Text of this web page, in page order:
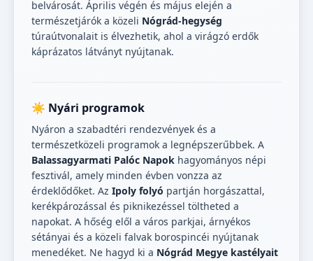
belvárosát. Április végén és május elején a
természetjárók a közeli Nógrád-hegység
túraútvonalait is élvezhetik, ahol a virágzó erdők
káprázatos látványt nyújtanak.
☀️ Nyári programok
Nyáron a szabadtéri rendezvények és a
természetközeli programok a legnépszerűbbek. A
Balassagyarmati Palóc Napok hagyományos népi
fesztivál, amely minden évben vonzza az
érdeklődőket. Az Ipoly folyó partján horgászattal,
kerékpározással és piknikezéssel töltheted a
napokat. A hőség elől a város parkjai, árnyékos
sétányai és a közeli falvak borospincéi nyújtanak
menedéket. Ne hagyd ki a Nógrád Megye kastélyait